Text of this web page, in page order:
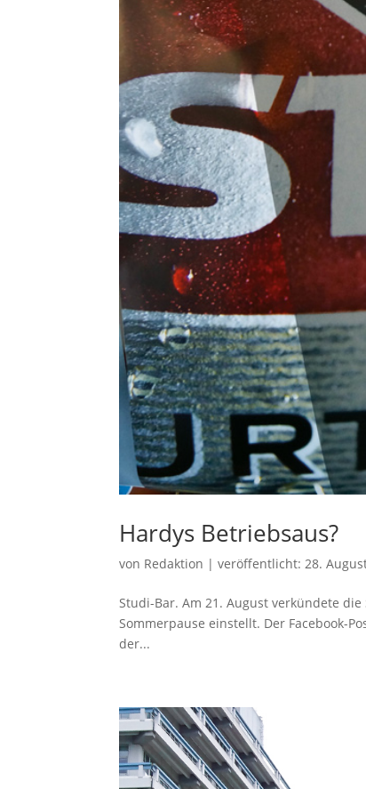
Hardys Betriebsaus?
von Redaktion |veröffentlicht: 28.
Studi-Bar. Am 21. August verkündete
Sommerpause einstellt. Der Facebook-
der...